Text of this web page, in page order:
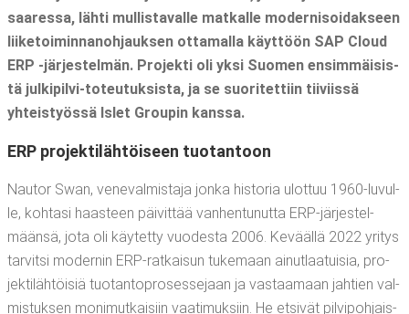
saa­res­sa, läh­ti mul­lis­ta­val­le mat­kal­le moder­ni­soi­dak­seen
lii­ke­toi­min­na­noh­jauk­sen otta­mal­la käyt­töön SAP Cloud
ERP ‑jär­jes­tel­män. Pro­jek­ti oli yksi Suo­men ensim­mäi­sis­
tä jul­ki­pil­vi-toteu­tuk­sis­ta, ja se suo­ri­tet­tiin tii­viis­sä
yhteis­työs­sä Islet Grou­pin kanssa.
ERP pro­jek­ti­läh­töi­seen tuotantoon
Nau­tor Swan, vene­val­mis­ta­ja jon­ka his­to­ria ulot­tuu 1960-luvul­
le, koh­ta­si haas­teen päi­vit­tää van­hen­tu­nut­ta ERP-jär­jes­tel­
mään­sä, jota oli käy­tet­ty vuo­des­ta 2006. Kevääl­lä 2022 yri­tys
tar­vit­si moder­nin ERP-rat­kai­sun tuke­maan ainut­laa­tui­sia, pro­
jek­ti­läh­töi­siä tuo­tan­to­pro­ses­se­jaan ja vas­taa­maan jah­tien val­
mis­tuk­sen moni­mut­kai­siin vaa­ti­muk­siin. He etsi­vät pil­vi­poh­jais­